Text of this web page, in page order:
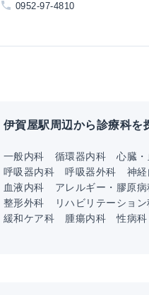
0952-97-4810
伊賀屋駅周辺から診療科を
一般内科 循環器内科 心臓
呼吸器内科
呼吸器外科 神
血液内科
アレルギー・膠原病
整形外科
リハビリテーション
緩和ケア科
腫瘍内科 性病科